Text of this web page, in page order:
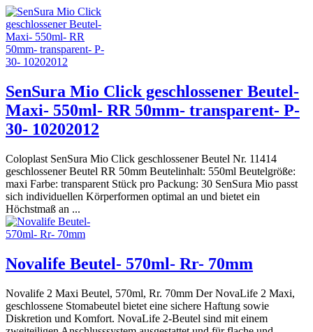
SenSura Mio Click geschlossener Beutel-
Maxi- 550ml- RR 50mm- transparent- P-
30- 10202012
Coloplast SenSura Mio Click geschlossener Beutel Nr. 11414
geschlossener Beutel RR 50mm Beutelinhalt: 550ml Beutelgröße:
maxi Farbe: transparent Stück pro Packung: 30 SenSura Mio passt
sich individuellen Körperformen optimal an und bietet ein
Höchstmaß an ...
Novalife Beutel- 570ml- Rr- 70mm
Novalife 2 Maxi Beutel, 570ml, Rr. 70mm Der NovaLife 2 Maxi,
geschlossene Stomabeutel bietet eine sichere Haftung sowie
Diskretion und Komfort. NovaLife 2-Beutel sind mit einem